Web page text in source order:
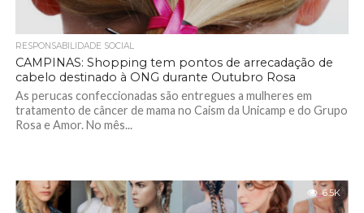
RESPONSABILIDADE SOCIAL
CAMPINAS: Shopping tem pontos de arrecadação de
cabelo destinado à ONG durante Outubro Rosa
As perucas confeccionadas são entregues a mulheres em
tratamento de câncer de mama no Caism da Unicamp e do Grupo
Rosa e Amor. No mês...
6.5K